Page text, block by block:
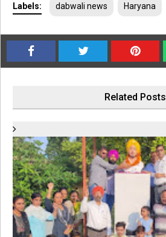
Labels: dabwali news Haryana
Related Posts